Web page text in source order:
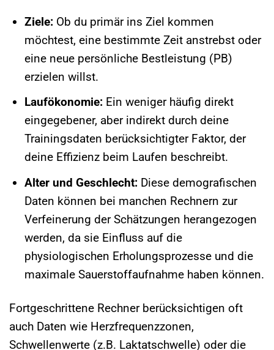
Ziele:Ob du primär ins Ziel kommen
möchtest, eine bestimmte Zeit anstrebst oder
eine neue persönliche Bestleistung (PB)
erzielen willst.
Laufökonomie:Ein weniger häufig direkt
eingegebener, aber indirekt durch deine
Trainingsdaten berücksichtigter Faktor, der
deine Effizienz beim Laufen beschreibt.
Alter und Geschlecht:Diese demografischen
Daten können bei manchen Rechnern zur
Verfeinerung der Schätzungen herangezogen
werden, da sie Einfluss auf die
physiologischen Erholungsprozesse und die
maximale Sauerstoffaufnahme haben können.
Fortgeschrittene Rechner berücksichtigen oft
auch Daten wie Herzfrequenzzonen,
Schwellenwerte (z.B. Laktatschwelle) oder die